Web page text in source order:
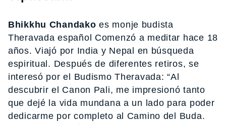
Bhikkhu Chandako es monje budista
Theravada español Comenzó a meditar hace 18
años. Viajó por India y Nepal en búsqueda
espiritual. Después de diferentes retiros, se
interesó por el Budismo Theravada: “Al
descubrir el Canon Pali, me impresionó tanto
que dejé la vida mundana a un lado para poder
dedicarme por completo al Camino del Buda.